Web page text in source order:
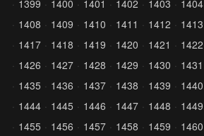
1399
1400 1401 1402 1403 1404
1408
1409 1410 1411 1412 1413
1417
1418 1419 1420 1421 1422
1426
1427 1428 1429 1430 1431
1435
1436 1437 1438 1439 1440
1444
1445 1446 1447 1448 1449
1455
1456 1457 1458 1459 1460